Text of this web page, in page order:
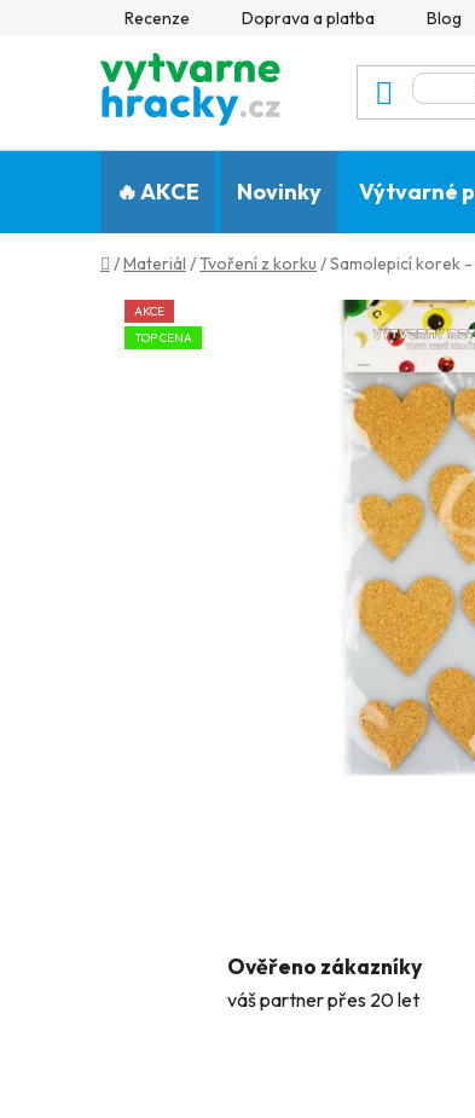
Recenze Doprava a platba Blog
🔥 AKCE Novinky Výtvarné
Domů
/Materiál /Tvoření z korku /Samolepicí korek -
AKCE
TOP CENA
Ověřeno zákazníky
váš partner přes 20 let